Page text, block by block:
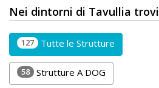
Video
Tutorial
Lavora
con
Nei dintorni di Tavullia trovi
127 Tutte le Strutture
58 Strutture A DOG